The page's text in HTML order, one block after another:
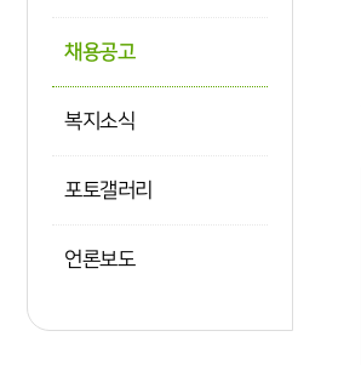
채용공고
복지소식
포토갤러리
언론보도